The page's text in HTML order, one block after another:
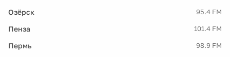
Озёрск 95.4 FM
Пенза 101.4 FM
Пермь 98.9 FM